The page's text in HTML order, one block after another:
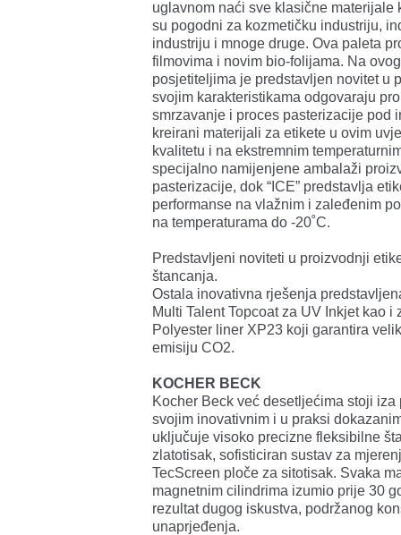
uglavnom naći sve klasične
su pogodni za kozmetičku industriju,
industriju i mnoge druge. Ova paleta
filmovima i novim bio-folijama. Na
posjetiteljima je predstavljen novitet u
svojim karakteristikama odgovaraju
smrzavanje i proces pasterizacije pod
kreirani materijali za etikete u ovim
kvalitetu i na ekstremnim
specijalno namijenjene ambalaži
pasterizacije, dok “ICE” predstavlja
performanse na vlažnim i zaleđenim
na temperaturama do -20˚C.
Predstavljeni noviteti u proizvodnji
štancanja.
Ostala inovativna rješenja
Multi Talent Topcoat za UV Inkjet kao
Polyester liner XP23 koji garantira
emisiju CO2.
KOCHER BECK
Kocher Beck već desetljećima stoji
svojim inovativnim i u praksi
uključuje visoko precizne fleksibilne
zlatotisak, sofisticiran sustav za
TecScreen ploče za sitotisak. Svaka
magnetnim cilindrima izumio prije 30
rezultat dugog iskustva, podržanog
unaprjeđenja.